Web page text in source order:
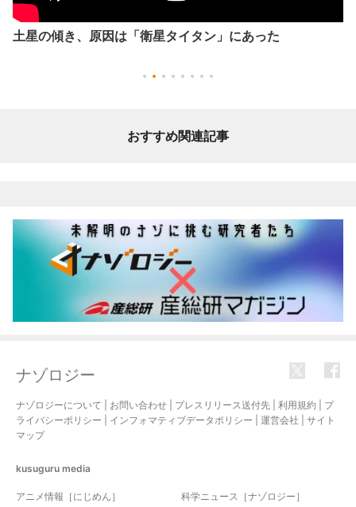
土星の傾き、原因は「衛星タイタン」にあった
おすすめ関連記事
ナゾロジー
ナゾロジーについて お問い合わせ プレスリリース送付先 利用規約
プ
ライバシーポリシー
インフォマティブデータポリシー 運営会社
サイト
マップ
kusuguru media
アニメ情報［にじめん］ 科学ニュース［ナゾロジー］